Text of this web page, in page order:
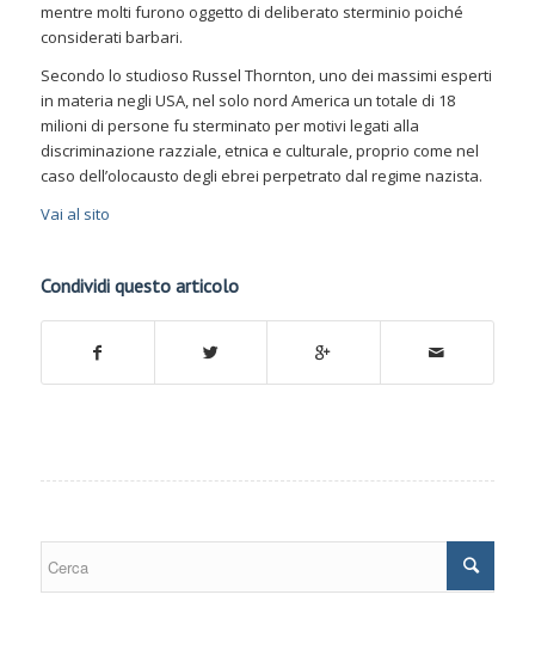
mentre molti furono oggetto di deliberato sterminio poiché
considerati barbari.
Secondo lo studioso Russel Thornton, uno dei massimi esperti
in materia negli USA, nel solo nord America un totale di 18
milioni di persone fu sterminato per motivi legati alla
discriminazione razziale, etnica e culturale, proprio come nel
caso dell’olocausto degli ebrei perpetrato dal regime nazista.
Vai al sito
Condividi questo articolo